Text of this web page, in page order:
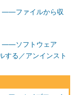
示する
――ファイルから収
――ソフトウェア
する／アンインスト